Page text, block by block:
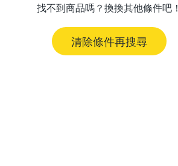
找不到商品嗎？換換其他條件吧！
清除條件再搜尋